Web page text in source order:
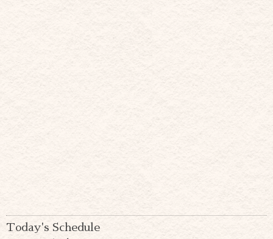
Today's Schedule